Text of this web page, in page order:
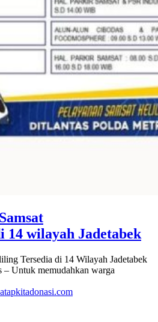
wilayah Jadetabek
Tersedia di 14 Wilayah Jadetabek
– Untuk memudahkan warga